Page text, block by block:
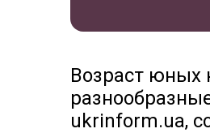
Возраст юных
ukrinform.ua,